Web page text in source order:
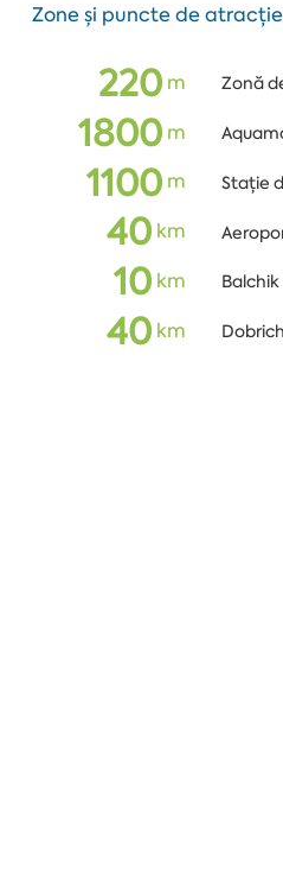
Zone și puncte de
220m Zonă
1800m
1100m Stație
40km
10km Balchik
40km Dobrich